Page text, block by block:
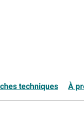
techniques À